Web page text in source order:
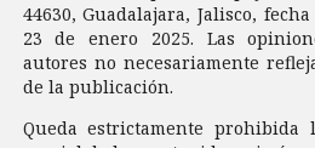
44630, Guadalajara, Jalisco,
23 de enero 2025. Las
autores no necesariamente
de la publicación.
Queda estrictamente